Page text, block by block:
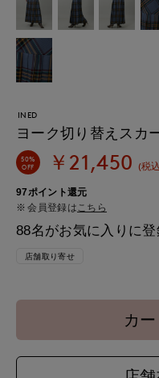
INED
ヨーク切り替えスカ
50%
OFF
￥21,450 (税
97ポイント還元
会員登録は こちら
88名がお気に入りに登
店舗取り寄せ
カ